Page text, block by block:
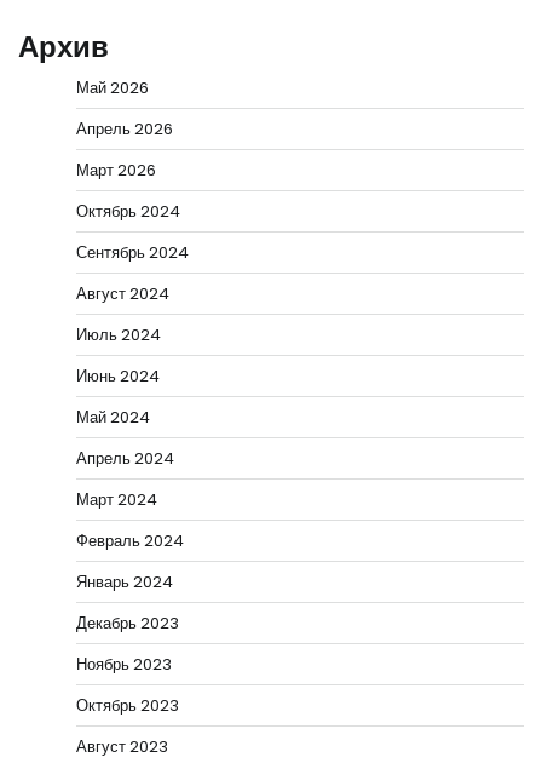
Архив
Май 2026
Апрель 2026
Март 2026
Октябрь 2024
Сентябрь 2024
Август 2024
Июль 2024
Июнь 2024
Май 2024
Апрель 2024
Март 2024
Февраль 2024
Январь 2024
Декабрь 2023
Ноябрь 2023
Октябрь 2023
Август 2023